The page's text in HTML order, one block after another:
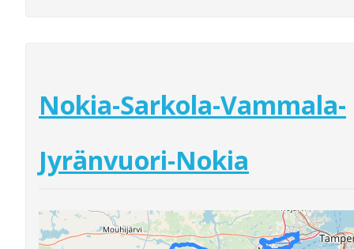
Nokia-Sarkola-Vammala-
Jyränvuori-Nokia